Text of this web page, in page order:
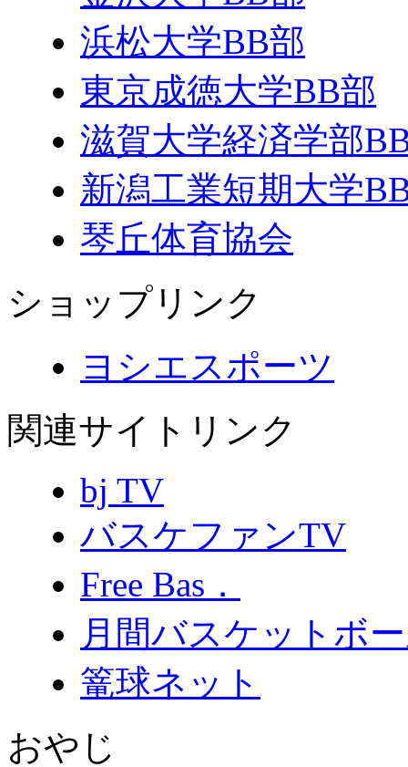
浜松大学BB部
東京成徳大学BB部
滋賀大学経済学部
新潟工業短期大学
琴丘体育協会
ショップリンク
ヨシエスポーツ
関連サイトリンク
bj TV
バスケファンTV
Free Bas．
月間バスケットボ
篭球ネット
おやじ